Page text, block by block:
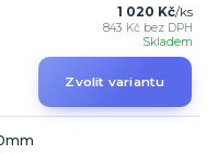
1 020 Kč/ks
843 Kč bez DPH
Skladem
Zvolit variantu